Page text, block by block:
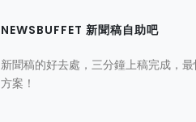
NEWSBUFFET 新聞稿自助吧
新聞稿的好去處，三分鐘上稿完成，
方案！